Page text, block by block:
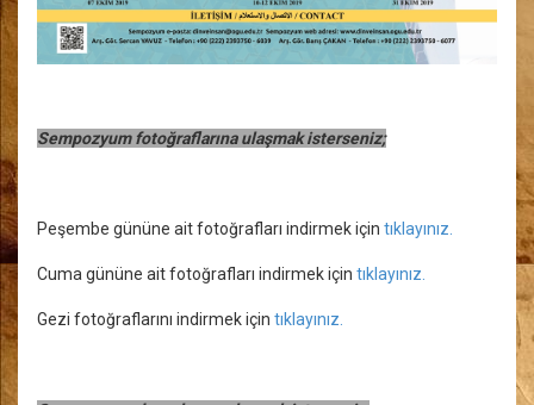
Sempozyum fotoğraflarına ulaşmak isterseniz;
Peşembe gününe ait fotoğrafları indirmek için tıklayınız.
Cumagününe ait fotoğrafları indirmek için tıklayınız.
Gezi fotoğraflarını indirmek için tıklayınız.